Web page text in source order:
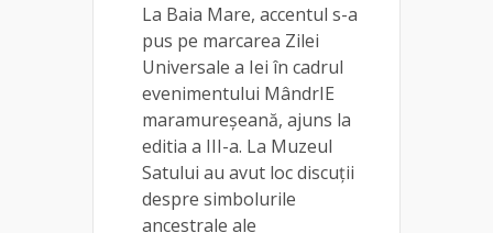
La Baia Mare, accentul s-a
pus pe marcarea Zilei
Universale a Iei în cadrul
evenimentului MândrIE
maramureșeană, ajuns la
editia a III-a. La Muzeul
Satului au avut loc discuții
despre simbolurile
ancestrale ale